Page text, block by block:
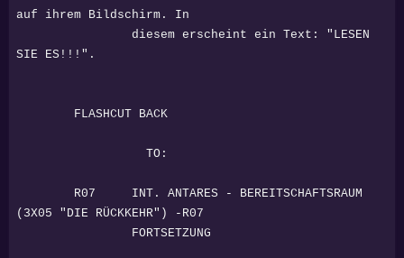
auf ihrem Bildschirm. In
diesem erscheint ein Text: "LESEN
SIE ES!!!".
FLASHCUT BACK
TO:
R07 INT. ANTARES - BEREITSCHAFTSRAUM
(3X05 "DIE RÜCKKEHR") -R07
FORTSETZUNG